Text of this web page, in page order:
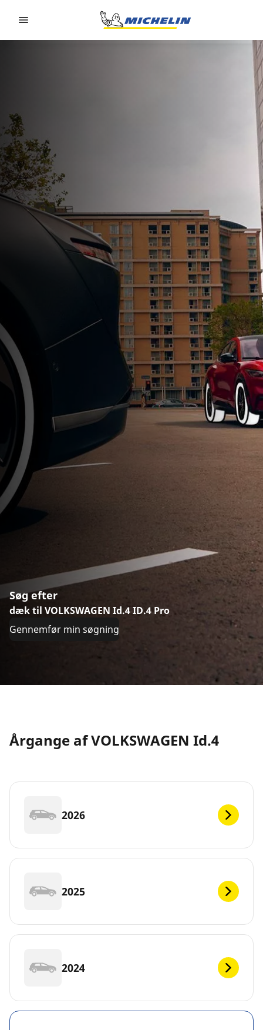
Søg efter
dæk til VOLKSWAGEN Id.4 ID.4 Pro
Gennemfør min søgning
Årgange af VOLKSWAGEN Id.4
2026
2025
2024